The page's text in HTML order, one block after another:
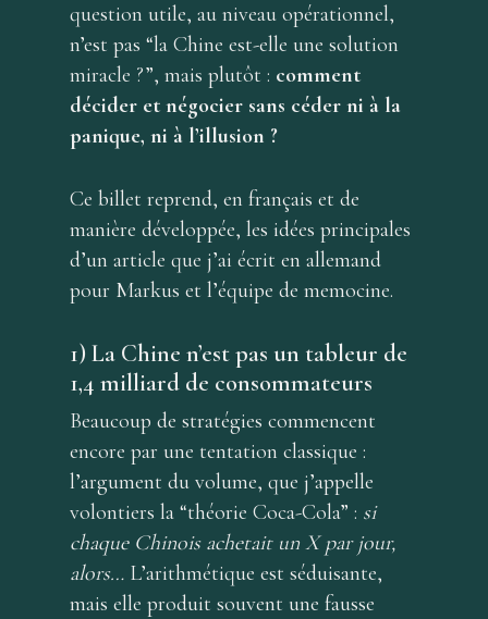
question utile, au niveau opérationnel,
n’est pas “la Chine est-elle une solution
miracle ?”, mais plutôt : comment
décider et négocier sans céder ni à la
panique, ni à l’illusion ?
Ce billet reprend, en français et de
manière développée, les idées principales
d’un article que j’ai écrit en allemand
pour Markus et l’équipe de memocine.
1) La Chine n’est pas un tableur de
1,4 milliard de consommateurs
Beaucoup de stratégies commencent
encore par une tentation classique :
l’argument du volume, que j’appelle
volontiers la “théorie Coca-Cola” : si
chaque Chinois achetait un X par jour,
alors… L’arithmétique est séduisante,
mais elle produit souvent une fausse